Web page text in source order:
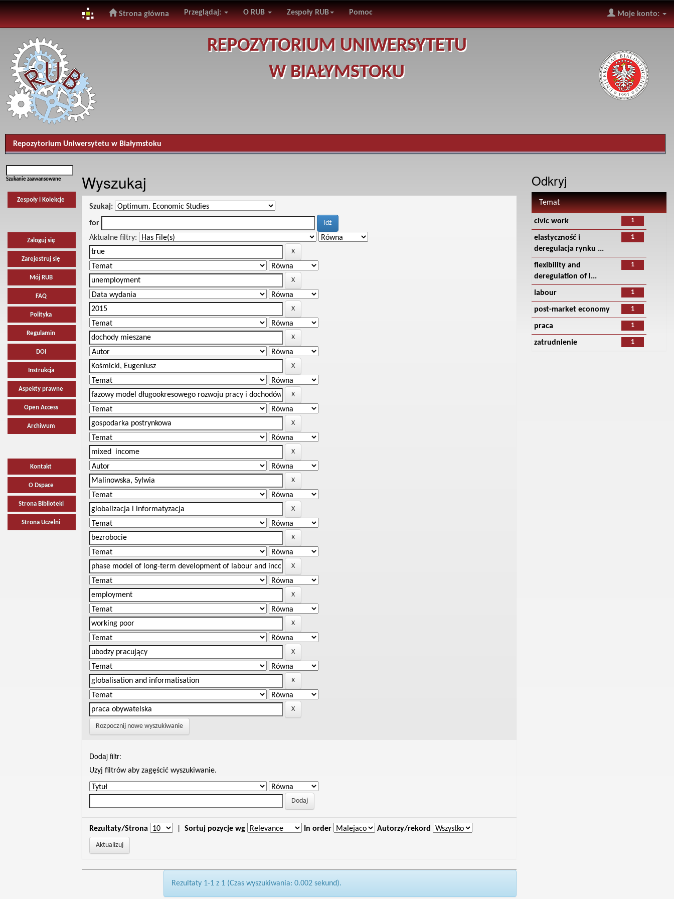
navigation
Strona główna Przeglądaj: O RUB Zespoły RUB Pomoc Moje konto:
REPOZYTORIUM UNIWERSYTETU
W BIAŁYMSTOKU
Repozytorium Uniwersytetu w Białymstoku
Szukanie zaawansowane
Zespoły i Kolekcje
Zaloguj się
Zarejestruj się
Mój RUB
FAQ
Polityka
Regulamin
DOI
Instrukcja
Aspekty prawne
Open Access
Archiwum
Kontakt
O Dspace
Strona Biblioteki
Strona Uczelni
Wyszukaj
Szukaj:
for
Aktualne filtry:
Rozpocznij nowe wyszukiwanie
Dodaj filtr:
Uzyj filtrów aby zagęścić wyszukiwanie.
Rezultaty/Strona Sortuj pozycje wg In order Autorzy/rekord
Rezultaty 1-1 z 1 (Czas wyszukiwania: 0.002 sekund).
Odkryj
Temat
1
civic work
1
elastyczność i
deregulacja rynku ...
1
flexibility and
deregulation of l...
1
labour
1
post-market economy
1
praca
1
zatrudnienie